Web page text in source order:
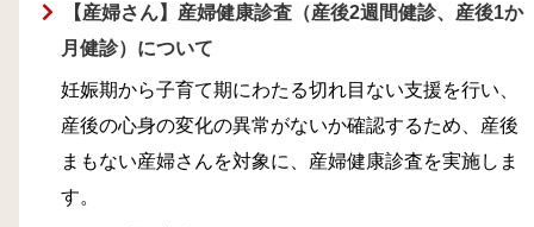
【産婦さん】産婦健康診査（産後2週間健診、産後1か
月健診）について
妊娠期から子育て期にわたる切れ目ない支援を行い、
産後の心身の変化の異常がないか確認するため、産後
まもない産婦さんを対象に、産婦健康診査を実施しま
す。